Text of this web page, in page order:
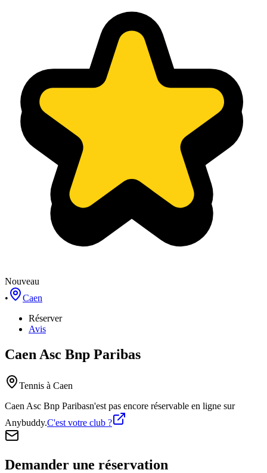
Nouveau
•
Caen
Réserver
Avis
Caen Asc Bnp Paribas
Tennis à Caen
Caen Asc Bnp Paribasn'est pas encore réservable en ligne sur
Anybuddy.C'est votre club ?
Demander une réservation